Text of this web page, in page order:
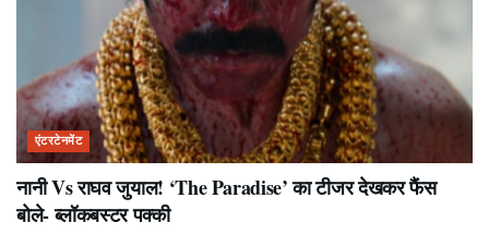
एंटरटेनमेंट
नानी Vs राघव जुयाल! ‘The Paradise’ का टीजर देखकर फैंस
बोले- ब्लॉकबस्टर पक्की